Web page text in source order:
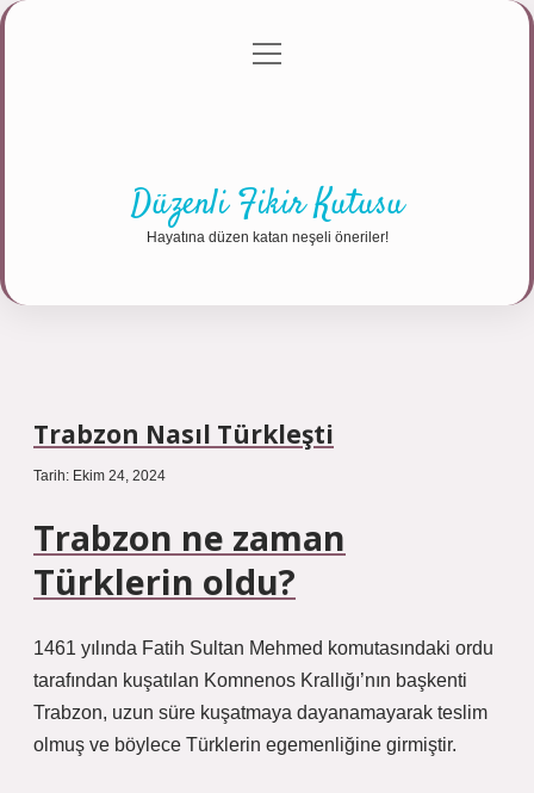
Gizlilik Politikası
menüyü
Düzenli Fikir Kutusu
Hayatına düzen katan neşeli öneriler!
Trabzon Nasıl Türkleşti
Tarih: Ekim 24, 2024
Trabzon ne zaman
Türklerin oldu?
1461 yılında Fatih Sultan Mehmed komutasındaki ordu
tarafından kuşatılan Komnenos Krallığı’nın başkenti
Trabzon, uzun süre kuşatmaya dayanamayarak teslim
olmuş ve böylece Türklerin egemenliğine girmiştir.